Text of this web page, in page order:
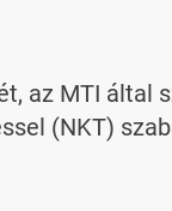
az MTI által
(NKT)